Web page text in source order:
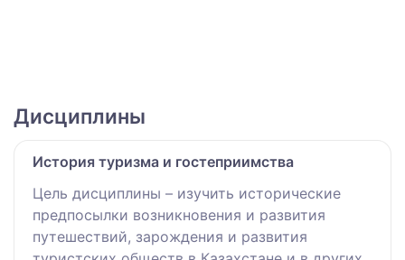
Дисциплины
История туризма и гостеприимства
Цель дисциплины – изучить исторические
предпосылки возникновения и развития
путешествий, зарождения и развития